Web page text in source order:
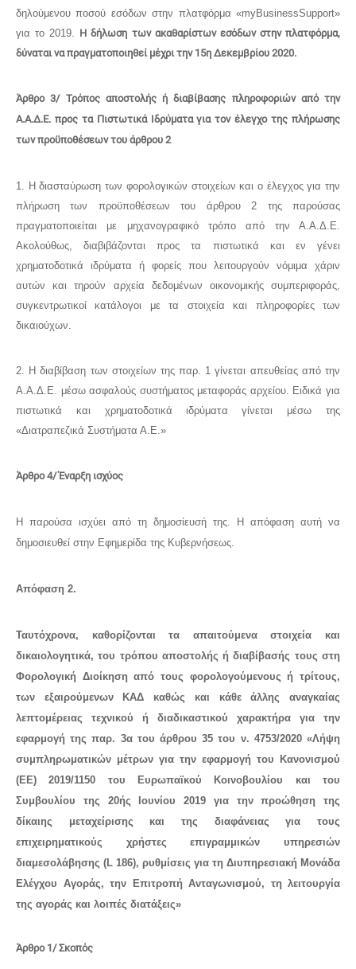
δηλούμενου ποσού εσόδων στην πλατφόρμα «myBusinessSupport»
για το 2019. Η δήλωση των ακαθαρίστων εσόδων στην πλατφόρμα,
δύναται να πραγματοποιηθεί μέχρι την 15η Δεκεμβρίου 2020.
Άρθρο 3/ Τρόπος αποστολής ή διαβίβασης πληροφοριών από την
Α.Α.Δ.Ε. προς τα Πιστωτικά Ιδρύματα για τον έλεγχο της πλήρωσης
των προϋποθέσεων του άρθρου 2
1. Η διασταύρωση των φορολογικών στοιχείων και ο έλεγχος για την
πλήρωση των προϋποθέσεων του άρθρου 2 της παρούσας
πραγματοποιείται με μηχανογραφικό τρόπο από την Α.Α.Δ.Ε.
Ακολούθως, διαβιβάζονται προς τα πιστωτικά και εν γένει
χρηματοδοτικά ιδρύματα ή φορείς που λειτουργούν νόμιμα χάριν
αυτών και τηρούν αρχεία δεδομένων οικονομικής συμπεριφοράς,
συγκεντρωτικοί κατάλογοι με τα στοιχεία και πληροφορίες των
δικαιούχων.
2. Η διαβίβαση των στοιχείων της παρ. 1 γίνεται απευθείας από την
Α.Α.Δ.Ε. μέσω ασφαλούς συστήματος μεταφοράς αρχείου. Ειδικά για
πιστωτικά και χρηματοδοτικά ιδρύματα γίνεται μέσω της
«Διατραπεζικά Συστήματα Α.Ε.»
Άρθρο 4/ Έναρξη ισχύος
Η παρούσα ισχύει από τη δημοσίευσή της.
Η απόφαση αυτή να
δημοσιευθεί στην Εφημερίδα της Κυβερνήσεως.
Απόφαση 2.
Ταυτόχρονα, καθορίζονται τα απαιτούμενα στοιχεία και
δικαιολογητικά, του τρόπου αποστολής ή διαβίβασής τους στη
Φορολογική Διοίκηση από τους φορολογούμενους ή τρίτους,
των εξαιρούμενων ΚΑΔ καθώς και κάθε άλλης αναγκαίας
λεπτομέρειας τεχνικού ή διαδικαστικού χαρακτήρα για την
εφαρμογή της παρ. 3α του άρθρου 35του ν. 4753/2020 «Λήψη
συμπληρωματικών μέτρων για την εφαρμογή του Κανονισμού
(ΕΕ)2019/1150 του Ευρωπαϊκού Κοινοβουλίου καιτου
Συμβουλίου της 20ής Ιουνίου 2019 για τηνπροώθηση της
δίκαιης μεταχείρισης και της διαφάνειας για τους
επιχειρηματικούς χρήστεςεπιγραμμικών υπηρεσιών
διαμεσολάβησης (L 186), ρυθμίσεις για τη Διυπηρεσιακή Μονάδα
Ελέγχου Αγοράς, την Επιτροπή Ανταγωνισμού, τη λειτουργία
της αγοράς και λοιπές διατάξεις»
Άρθρο 1/ Σκοπός